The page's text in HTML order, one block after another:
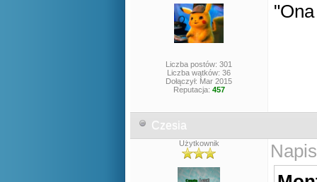
Liczba postów: 301
Liczba wątków: 36
Dołączył: Mar 2015
Reputacja: 457
Czesia
Użytkownik